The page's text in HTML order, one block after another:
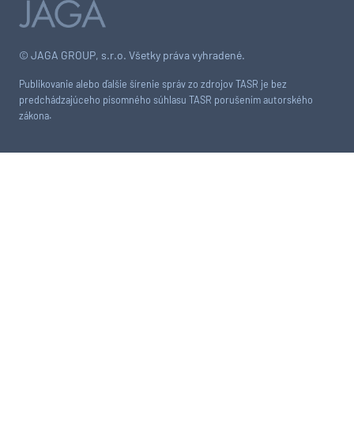
© JAGA GROUP, s.r.o. Všetky práva vyhradené.
Publikovanie alebo ďalšie šírenie správ zo zdrojov TASR je bez
predchádzajúceho písomného súhlasu TASR porušením autorského
zákona.